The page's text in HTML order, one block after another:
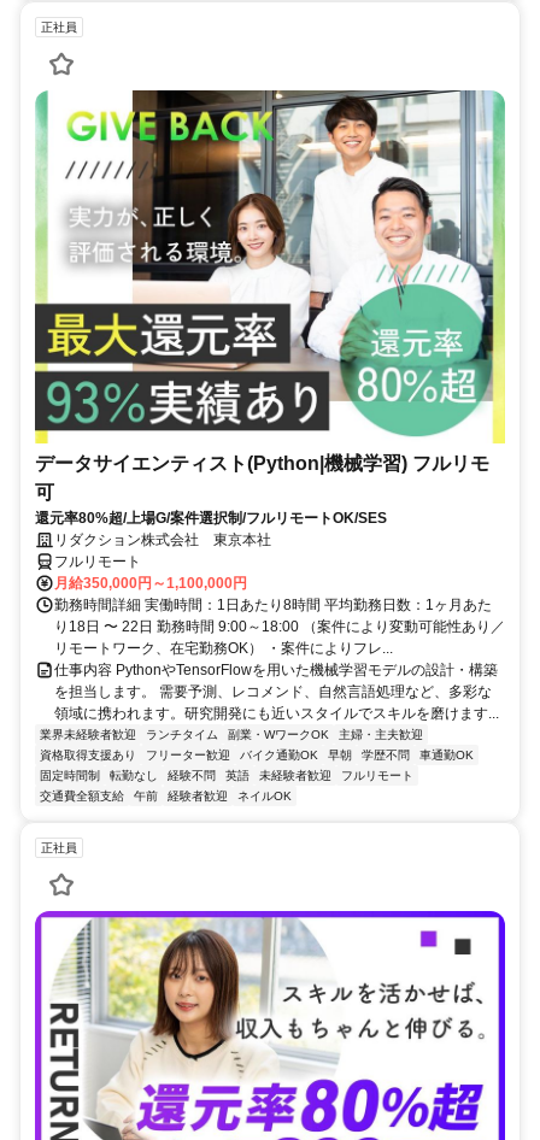
正社員
データサイエンティスト(Python|機械学習) フルリモ
可
還元率80%超/上場G/案件選択制/フルリモートOK/SES
リダクション株式会社 東京本社
フルリモート
月給350,000円～1,100,000円
勤務時間詳細 実働時間：1日あたり8時間 平均勤務日数：1ヶ月あた
り18日 〜 22日 勤務時間 9:00～18:00 （案件により変動可能性あり／
リモートワーク、在宅勤務OK） ・案件によりフレ...
仕事内容 PythonやTensorFlowを用いた機械学習モデルの設計・構築
を担当します。 需要予測、レコメンド、自然言語処理など、多彩な
領域に携われます。研究開発にも近いスタイルでスキルを磨けます...
業界未経験者歓迎 ランチタイム 副業・WワークOK
主婦・主夫歓迎
資格取得支援あり
フリーター歓迎 バイク通勤OK 早朝 学歴不問
車通勤OK
固定時間制
転勤なし 経験不問 英語 未経験者歓迎
フルリモート
交通費全額支給
午前 経験者歓迎 ネイルOK
正社員